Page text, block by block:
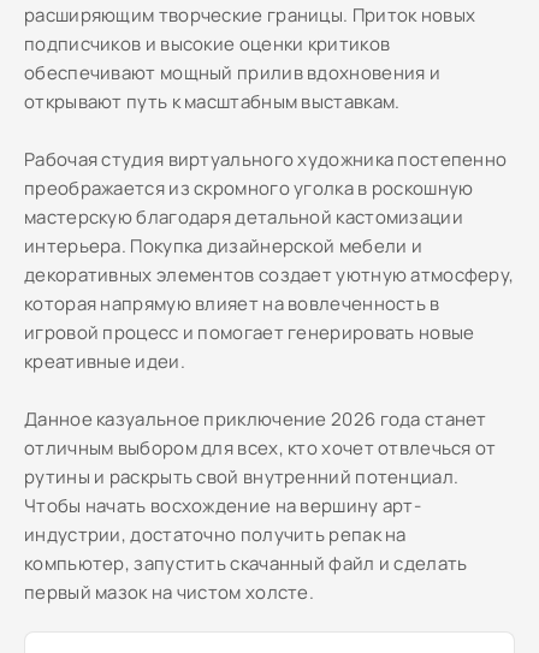
расширяющим творческие границы. Приток новых
подписчиков и высокие оценки критиков
обеспечивают мощный прилив вдохновения и
открывают путь к масштабным выставкам.
Рабочая студия виртуального художника постепенно
преображается из скромного уголка в роскошную
мастерскую благодаря детальной кастомизации
интерьера. Покупка дизайнерской мебели и
декоративных элементов создает уютную атмосферу,
которая напрямую влияет на вовлеченность в
игровой процесс и помогает генерировать новые
креативные идеи.
Данное казуальное приключение 2026 года станет
отличным выбором для всех, кто хочет отвлечься от
рутины и раскрыть свой внутренний потенциал.
Чтобы начать восхождение на вершину арт-
индустрии, достаточно получить репак на
компьютер, запустить скачанный файл и сделать
первый мазок на чистом холсте.